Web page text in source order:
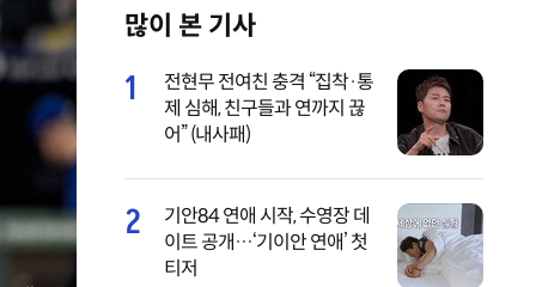
많이 본 기사
1
전현무 전여친 충격 “집착·통
제 심해, 친구들과 연까지 끊
어” (내사패)
2
기안84 연애 시작, 수영장 데
이트 공개…‘기이안 연애’ 첫
티저